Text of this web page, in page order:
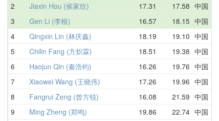
2 Jiaxin Hou (侯家欣) 17.31 17.58 中国
3 Gen Li (李根) 16.57 18.15 中国
4 Qingxin Lin (林庆鑫) 18.19 19.10 中国
5 Chilin Fang (方炽霖) 18.51 19.38 中国
6 Haojun Qin (秦浩钧) 16.26 19.76 中国
7 Xiaowei Wang (王晓伟) 17.26 19.96 中国
8 Fangrui Zeng (曾方锐) 16.08 21.59 中国
9 Ming Zheng (郑鸣) 19.86 22.74 中国